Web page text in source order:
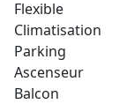
Flexible
Climatisation
Parking
Ascenseur
Balcon